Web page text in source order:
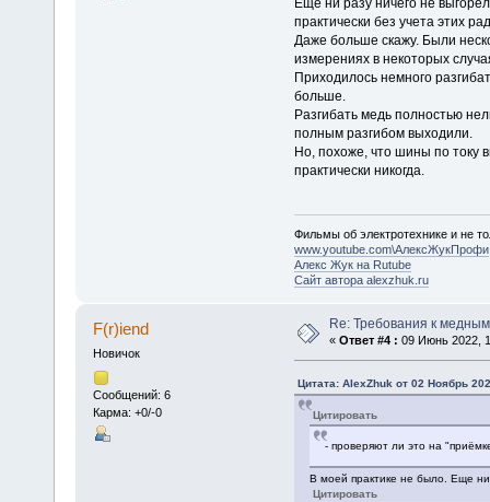
практически без учета этих
Даже больше скажу. Были
измерениях в некоторых
Приходилось немного
больше.
Разгибать медь полностью
полным разгибом выходили.
Но, похоже, что шины по току
практически никогда.
Фильмы об электротехнике и не
www.youtube.com\АлексЖукПрофи
Алекс Жук на Rutube
Сайт автора alexzhuk.ru
F(r)iend
Новичок
Сообщений: 6
Карма: +0/-0
Re: Требования к
« Ответ #4 : 09 Июнь 2022,
Цитата: AlexZhuk от 02 Ноябрь
Цитировать
- проверяют ли это на
В моей практике не было. Еще
Цитировать